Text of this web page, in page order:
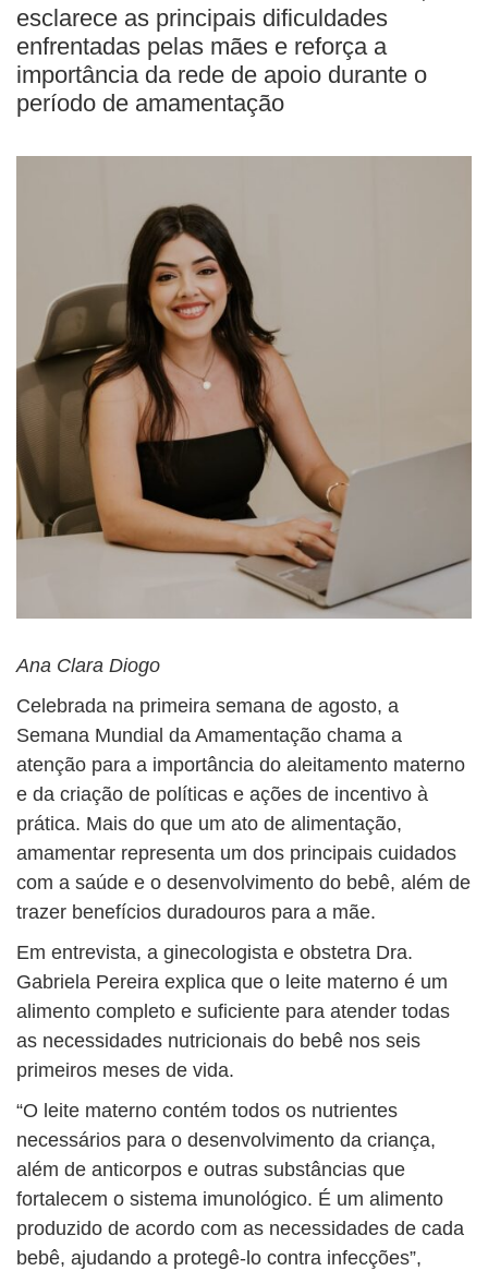
esclarece as principais dificuldades
enfrentadas pelas mães e reforça a
importância da rede de apoio durante o
período de amamentação
Ana Clara Diogo
Celebrada na primeira semana de agosto, a
Semana Mundial da Amamentação chama a
atenção para a importância do aleitamento materno
e da criação de políticas e ações de incentivo à
prática. Mais do que um ato de alimentação,
amamentar representa um dos principais cuidados
com a saúde e o desenvolvimento do bebê, além de
trazer benefícios duradouros para a mãe.
Em entrevista, a ginecologista e obstetra Dra.
Gabriela Pereira explica que o leite materno é um
alimento completo e suficiente para atender todas
as necessidades nutricionais do bebê nos seis
primeiros meses de vida.
“O leite materno contém todos os nutrientes
necessários para o desenvolvimento da criança,
além de anticorpos e outras substâncias que
fortalecem o sistema imunológico. É um alimento
produzido de acordo com as necessidades de cada
bebê, ajudando a protegê-lo contra infecções”,